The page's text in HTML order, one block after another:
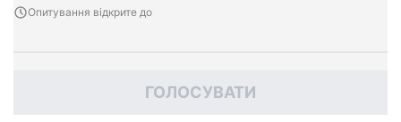
Опитування відкрите до
ГОЛОСУВАТИ